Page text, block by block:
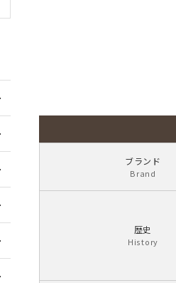
ブランド
Brand
歴史
History